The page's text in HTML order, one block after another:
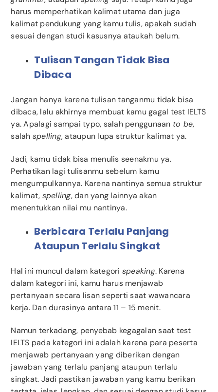
harus memperhatikan kalimat utama dan juga
kalimat pendukung yang kamu tulis, apakah sudah
sesuai dengan studi kasusnya ataukah belum.
Tulisan Tangan Tidak Bisa
Dibaca
Jangan hanya karena tulisan tanganmu tidak bisa
dibaca, lalu akhirnya membuat kamu gagal test IELTS
ya. Apalagi sampai typo, salah penggunaan to be,
salah spelling, ataupun lupa struktur kalimat ya.
Jadi, kamu tidak bisa menulis seenakmu ya.
Perhatikan lagi tulisanmu sebelum kamu
mengumpulkannya. Karena nantinya semua struktur
kalimat, spelling, dan yang lainnya akan
menentukkan nilai mu nantinya.
Berbicara Terlalu Panjang
Ataupun Terlalu Singkat
Hal ini muncul dalam kategori speaking. Karena
dalam kategori ini, kamu harus menjawab
pertanyaan secara lisan seperti saat wawancara
kerja. Dan durasinya antara 11 – 15 menit.
Namun terkadang, penyebab kegagalan saat test
IELTS pada kategori ini adalah karena para peserta
menjawab pertanyaan yang diberikan dengan
jawaban yang terlalu panjang ataupun terlalu
singkat. Jadi pastikan jawaban yang kamu berikan